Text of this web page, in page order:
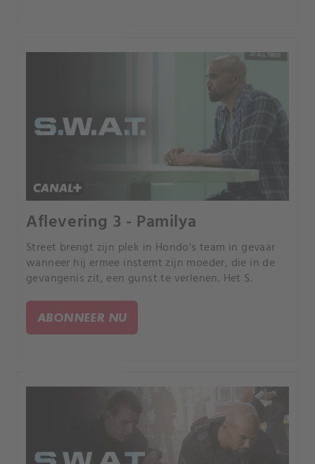
Aflevering 3 - Pamilya
Street brengt zijn plek in Hondo's team in gevaar
wanneer hij ermee instemt zijn moeder, die in de
gevangenis zit, een gunst te verlenen. Het S.
ABONNEER NU